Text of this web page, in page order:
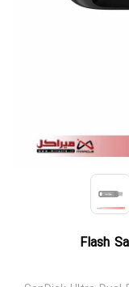
Flash